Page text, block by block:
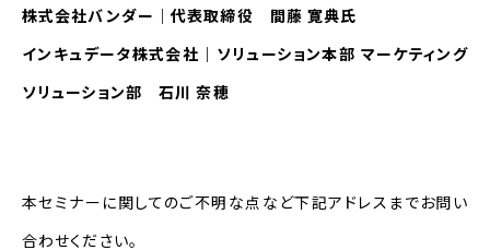
株式会社バンダー｜代表取締役 間藤 寛典氏
インキュデータ株式会社｜ソリューション本部 マーケティング
ソリューション部 石川 奈穂
本セミナーに関してのご不明な点など下記アドレスまでお問い
合わせください。